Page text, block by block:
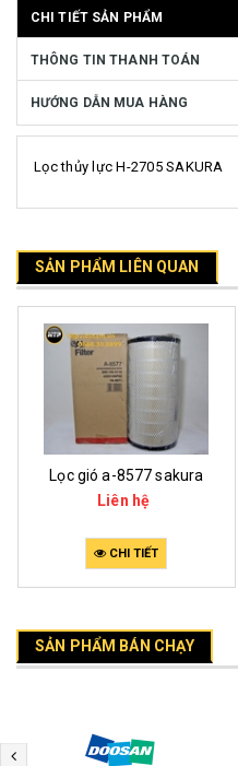
CHI TIẾT SẢN PHẨM
THÔNG TIN THANH TOÁN
HƯỚNG DẪN MUA HÀNG
Lọc thủy lực H-2705 SAKURA
SẢN PHẨM LIÊN QUAN
gió a-6006 sakura
CHI TIẾT
SẢN PHẨM BÁN CHẠY